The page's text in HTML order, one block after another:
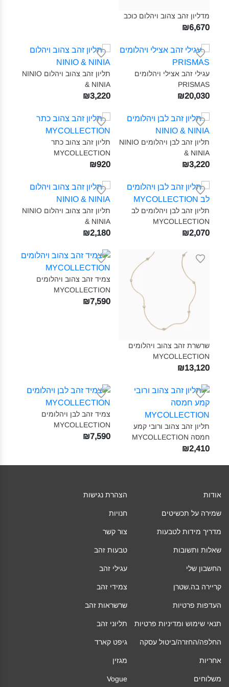
מדליון זהב צהוב ויהלום כוכב‎
₪6,670
עגילי זהב אצילי ויהלומים
PRISMAS‎
₪20,030
תליון זהב צהוב ויהלום NINIO
& NINIA‎
₪3,220
תליון זהב לבן ויהלומים NINIO
& NINIA‎
₪3,220
תליון זהב צהוב כתר
MYCOLLECTION‎
₪920
תליון זהב לבן ויהלומים לב
MYCOLLECTION‎
₪2,070
תליון זהב צהוב ויהלום NINIO
& NINIA‎
₪2,180
שרשרת זהב צהוב ויהלומים
MYCOLLECTION‎
₪13,120
צמיד זהב צהוב ויהלומים
MYCOLLECTION‎
₪7,590
תליון זהב צהוב ורובי קמע
חמסה MYCOLLECTION‎
₪2,410
צמיד זהב לבן ויהלומים
MYCOLLECTION‎
₪7,590
אודות
שמירה על תכשיטים
מדריך מידות לטבעות
שאלות ותשובות
החשבון שלי
קריירה בה.שטרן
העדפות פרטיות
תנאי שימוש ומדיניות פרטיות
החלפה/החזרה/ביטול עסקה
אחריות
משלוחים
הצהרת נגישות
חנויות
צור קשר
טבעות זהב
עגילי זהב
צמידי זהב
שרשראות זהב
תליוני זהב
גיפט קארד
מגזין
Vogue